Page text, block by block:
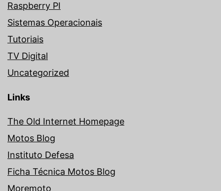
Raspberry PI
Sistemas Operacionais
Tutoriais
TV Digital
Uncategorized
Links
The Old Internet Homepage
Motos Blog
Instituto Defesa
Ficha Técnica Motos Blog
Moremoto